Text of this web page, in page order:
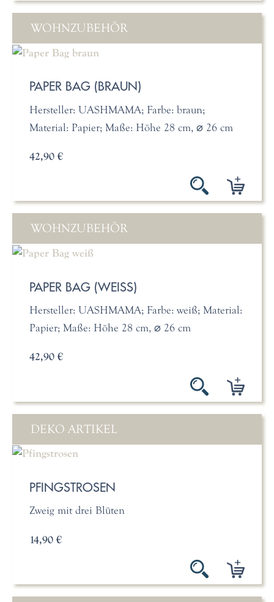
WOHNZUBEHÖR
PAPER BAG (BRAUN)
Hersteller: UASHMAMA; Farbe: braun;
Material: Papier; Maße: Höhe 28 cm, ⌀ 26 cm
42,90 €
WOHNZUBEHÖR
PAPER BAG (WEISS)
Hersteller: UASHMAMA; Farbe: weiß; Material:
Papier; Maße: Höhe 28 cm, ⌀ 26 cm
42,90 €
DEKO ARTIKEL
PFINGSTROSEN
Zweig mit drei Blüten
14,90 €